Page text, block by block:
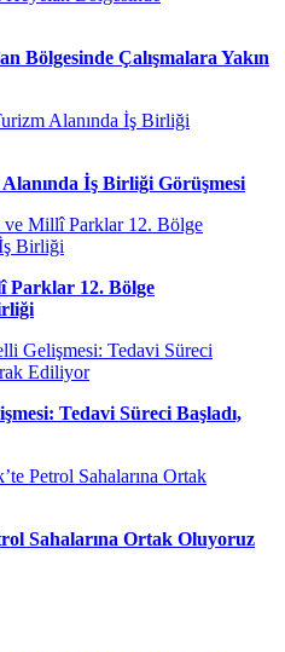
Bölgesinde Çalışmalara Yakın
İş Birliği Görüşmesi
Parklar 12. Bölge
Tedavi Süreci Başladı,
Sahalarına Ortak Oluyoruz